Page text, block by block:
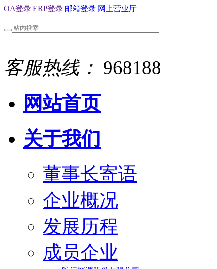
OA登录 ERP登录 邮箱登录 网上营业厅
客服热线： 968188
网站首页
关于我们
董事长寄语
企业概况
发展历程
成员企业